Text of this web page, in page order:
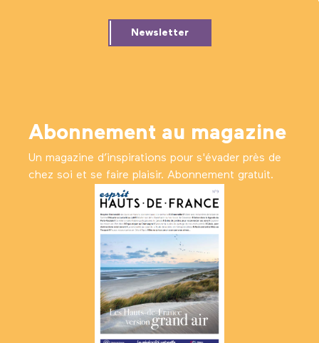
Newsletter
Abonnement au magazine
Un magazine d’inspirations pour s'évader près de
chez soi et se faire plaisir. Abonnement gratuit.